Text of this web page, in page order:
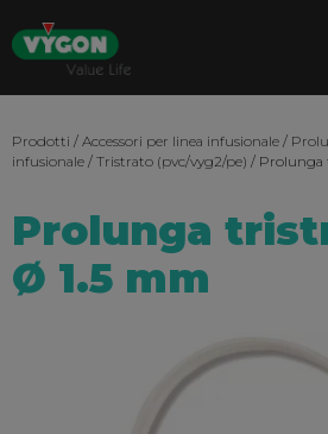
Prodotti / Accessori per linea infusionale /
infusionale / Tristrato (pvc/vyg2/pe) / Prolunga
Prolunga
Ø 1.5 mm